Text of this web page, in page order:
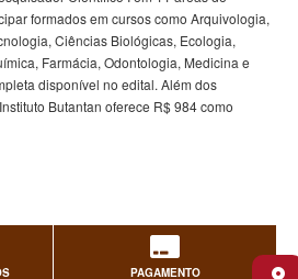
formados em cursos como Arquivologia,
Ciências Biológicas, Ecologia,
Farmácia, Odontologia, Medicina e
disponível no edital. Além dos
Butantan oferece R$ 984 como
PAGAMENTO